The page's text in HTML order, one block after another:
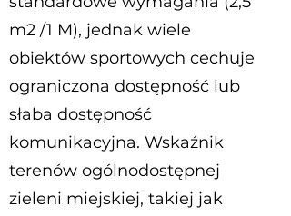
m2 /1 M), jednak wiele
obiektów sportowych cechuje
ograniczona dostępność lub
słaba dostępność
komunikacyjna. Wskaźnik
terenów ogólnodostępnej
zieleni miejskiej, takiej jak